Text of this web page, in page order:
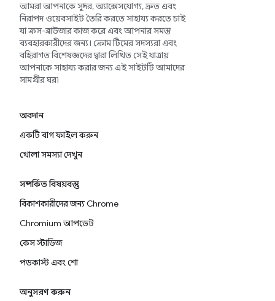
আমরা আপনাকে সুন্দর, অ্যাক্সেসযোগ্য, দ্রুত এবং
নিরাপদ ওয়েবসাইট তৈরি করতে সাহায্য করতে চাই
যা ক্রস-ব্রাউজার কাজ করে এবং আপনার সমস্ত
ব্যবহারকারীদের জন্য। ক্রোম টিমের সদস্যরা এবং
বহিরাগত বিশেষজ্ঞদের দ্বারা লিখিত সেই যাত্রায়
আপনাকে সাহায্য করার জন্য এই সাইটটি আমাদের
সামগ্রীর ঘর৷
অবদান
একটি বাগ ফাইল করুন
খোলা সমস্যা দেখুন
সম্পর্কিত বিষয়বস্তু
বিকাশকারীদের জন্য Chrome
Chromium আপডেট
কেস স্টাডিজ
পডকাস্ট এবং শো
অনুসরণ করুন